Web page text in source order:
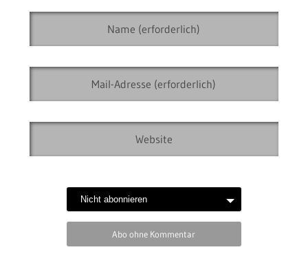
Abo ohne Kommentar